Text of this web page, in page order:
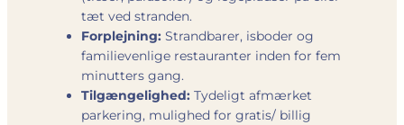
tæt ved stranden.
Forplejning: Strandbarer, isboder og
familievenlige restauranter inden for fem
minutters gang.
Tilgængelighed: Tydeligt afmærket
parkering, mulighed for gratis/ billig